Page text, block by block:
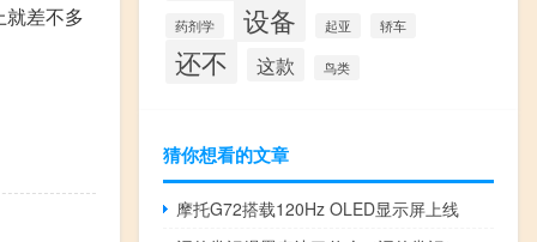
差不多 药剂学 设备 起亚 轿车
还不 这款 鸟类
猜你想看的文章
摩托G72搭载120Hz OLED显示屏上线